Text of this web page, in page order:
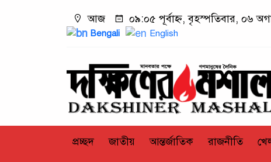
আজ ০৯:০৫ পূর্বাহ্ন, বৃহস্পতিবার, ০৬
Bengali English
প্রচ্ছদ জাতীয় আন্তর্জাতিক রাজনীতি